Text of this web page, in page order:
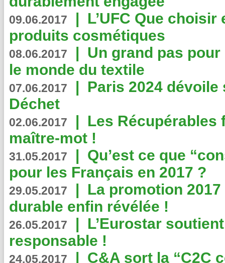
09.06.2017 | L’UFC Que
produits cosmétiques
08.06.2017 | Un grand pas
le monde du textile
07.06.2017 | Paris 2024
Déchet
02.06.2017 | Les Récupérables
maître-mot !
31.05.2017 | Qu’est ce que
pour les Français en 2017 ?
29.05.2017 | La promotion
durable enfin révélée !
26.05.2017 | L’Eurostar
responsable !
24.05.2017 | C&A sort la “C2C